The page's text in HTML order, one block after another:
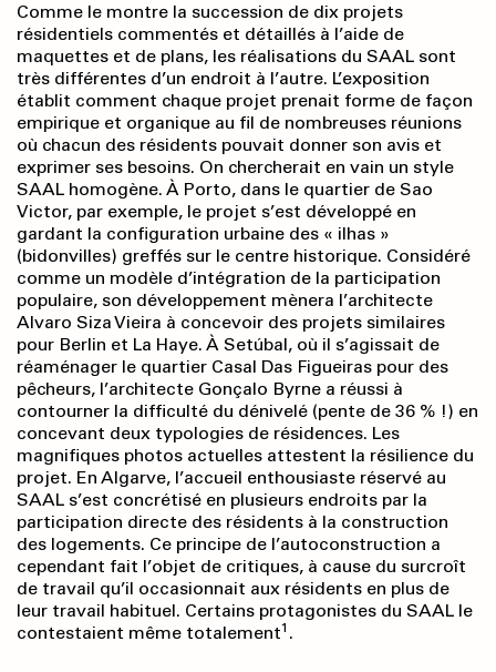
Comme le montre la succession de dix projets
résidentiels commentés et détaillés à l’aide de
maquettes et de plans, les réalisations du SAAL sont
très différentes d’un endroit à l’autre. L’exposition
établit comment chaque projet prenait forme de façon
empirique et organique au fil de nombreuses réunions
où chacun des résidents pouvait donner son avis et
exprimer ses besoins. On chercherait en vain un style
SAAL homogène. À Porto, dans le quartier de Sao
Victor, par exemple, le projet s’est développé en
gardant la configuration urbaine des « ilhas »
(bidonvilles) greffés sur le centre historique. Considéré
comme un modèle d’intégration de la participation
populaire, son développement mènera l’architecte
Alvaro Siza Vieira à concevoir des projets similaires
pour Berlin et La Haye. À Setúbal, où il s’agissait de
réaménager le quartier Casal Das Figueiras pour des
pêcheurs, l’architecte Gonçalo Byrne a réussi à
contourner la difficulté du dénivelé (pente de 36 % !) en
concevant deux typologies de résidences. Les
magnifiques photos actuelles attestent la résilience du
projet. En Algarve, l’accueil enthousiaste réservé au
SAAL s’est concrétisé en plusieurs endroits par la
participation directe des résidents à la construction
des logements. Ce principe de l’autoconstruction a
cependant fait l’objet de critiques, à cause du surcroît
de travail qu’il occasionnait aux résidents en plus de
leur travail habituel. Certains protagonistes du SAAL le
contestaient même totalement1 .